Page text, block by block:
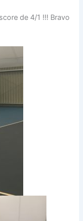
de 4/1 !!! Bravo